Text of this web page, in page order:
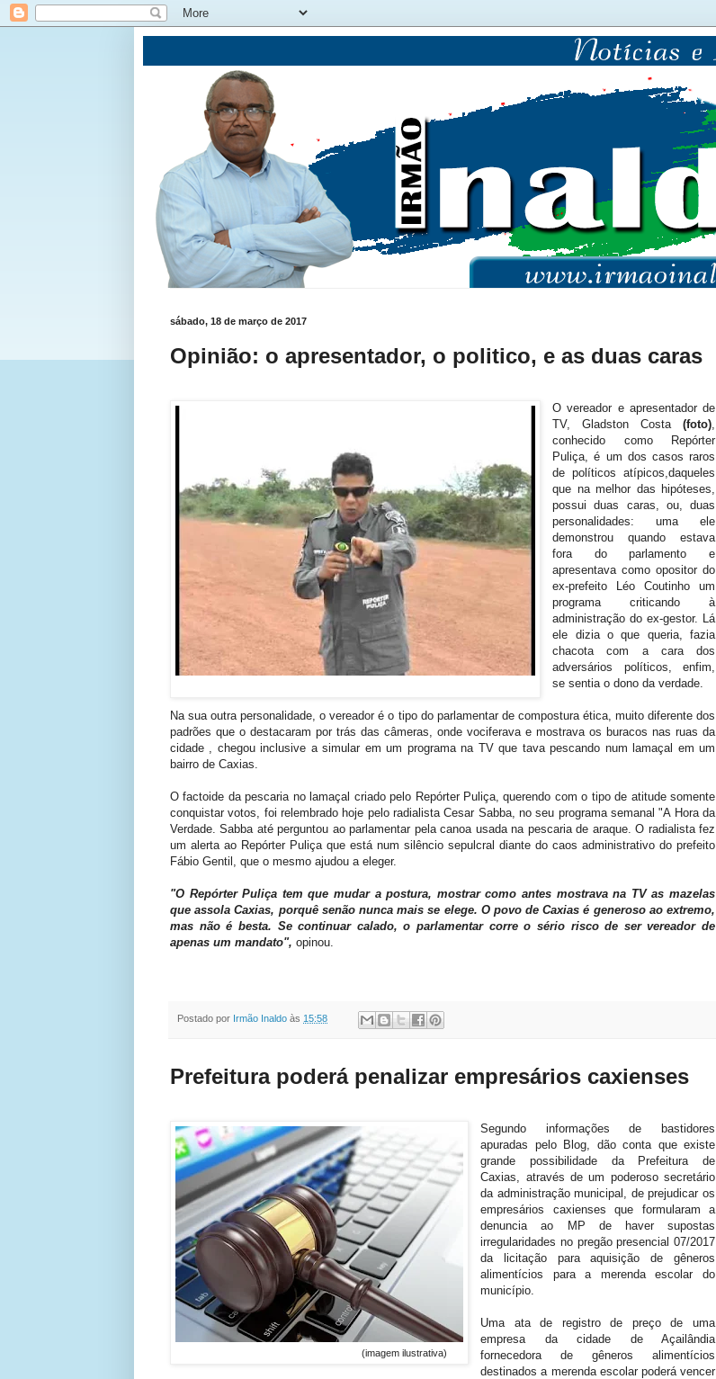
sábado, 18 de março de 2017
Opinião: o apresentador, o politico, e as duas caras
O vereador e apresentador de
TV, Gladston Costa (foto),
conhecido como Repórter
Puliça, é um dos casos raros
de políticos atípicos,daqueles
que na melhor das hipóteses,
possui duas caras, ou, duas
personalidades: uma ele
demonstrou quando estava
fora do parlamento e
apresentava como opositor do
ex-prefeito Léo Coutinho um
programa criticando à
administração do ex-gestor. Lá
ele dizia o que queria, fazia
chacota com a cara dos
adversários políticos, enfim,
se sentia o dono da verdade.
Na sua outra personalidade, o vereador é o tipo do parlamentar de compostura ética, muito diferente dos
padrões que o destacaram por trás das câmeras, onde vociferava e mostrava os buracos nas ruas da
cidade , chegou inclusive a simular em um programa na TV que tava pescando num lamaçal em um
bairro de Caxias.
O factoide da pescaria no lamaçal criado pelo Repórter Puliça, querendo com o tipo de atitude somente
conquistar votos, foi relembrado hoje pelo radialista Cesar Sabba, no seu programa semanal "A Hora da
Verdade. Sabba até perguntou ao parlamentar pela canoa usada na pescaria de araque. O radialista fez
um alerta ao Repórter Puliça que está num silêncio sepulcral diante do caos administrativo do prefeito
Fábio Gentil, que o mesmo ajudou a eleger.
"O Repórter Puliça tem que mudar a postura, mostrar como antes mostrava na TV as mazelas
que assola Caxias, porquê senão nunca mais se elege. O povo de Caxias é generoso ao extremo,
mas não é besta. Se continuar calado, o parlamentar corre o sério risco de ser vereador de
apenas um mandato", opinou.
Postado por Irmão Inaldo às 15:58
Prefeitura poderá penalizar empresários caxienses
(imagem ilustrativa)
Segundo informações de bastidores
apuradas pelo Blog, dão conta que existe
grande possibilidade da Prefeitura de
Caxias, através de um poderoso secretário
da administração municipal, de prejudicar os
empresários caxienses que formularam a
denuncia ao MP de haver supostas
irregularidades no pregão presencial 07/2017
da licitação para aquisição de gêneros
alimentícios para a merenda escolar do
município.
Uma ata de registro de preço de uma
empresa da cidade de Açailândia
fornecedora de gêneros alimentícios
destinados a merenda escolar poderá vencer